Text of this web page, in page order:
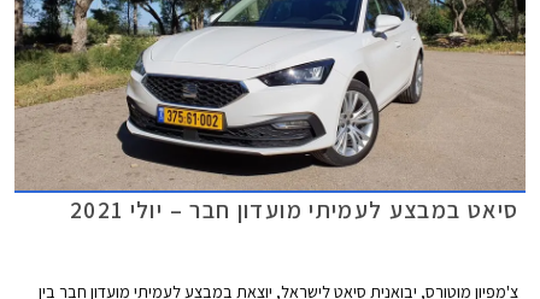
סיאט במבצע לעמיתי מועדון חבר – יולי 2021
צ'מפיון מוטורס, יבואנית סיאט לישראל, יוצאת במבצע לעמיתי מועדון חבר בין